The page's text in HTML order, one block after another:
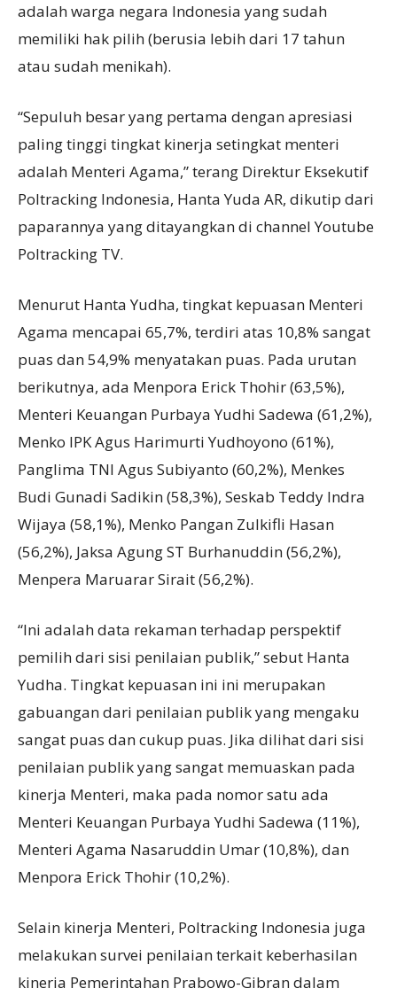
adalah warga negara Indonesia yang sudah
memiliki hak pilih (berusia lebih dari 17 tahun
atau sudah menikah).
“Sepuluh besar yang pertama dengan apresiasi
paling tinggi tingkat kinerja setingkat menteri
adalah Menteri Agama,” terang Direktur Eksekutif
Poltracking Indonesia, Hanta Yuda AR, dikutip dari
paparannya yang ditayangkan di channel Youtube
Poltracking TV.
Menurut Hanta Yudha, tingkat kepuasan Menteri
Agama mencapai 65,7%, terdiri atas 10,8% sangat
puas dan 54,9% menyatakan puas. Pada urutan
berikutnya, ada Menpora Erick Thohir (63,5%),
Menteri Keuangan Purbaya Yudhi Sadewa (61,2%),
Menko IPK Agus Harimurti Yudhoyono (61%),
Panglima TNI Agus Subiyanto (60,2%), Menkes
Budi Gunadi Sadikin (58,3%), Seskab Teddy Indra
Wijaya (58,1%), Menko Pangan Zulkifli Hasan
(56,2%), Jaksa Agung ST Burhanuddin (56,2%),
Menpera Maruarar Sirait (56,2%).
“Ini adalah data rekaman terhadap perspektif
pemilih dari sisi penilaian publik,” sebut Hanta
Yudha. Tingkat kepuasan ini ini merupakan
gabuangan dari penilaian publik yang mengaku
sangat puas dan cukup puas. Jika dilihat dari sisi
penilaian publik yang sangat memuaskan pada
kinerja Menteri, maka pada nomor satu ada
Menteri Keuangan Purbaya Yudhi Sadewa (11%),
Menteri Agama Nasaruddin Umar (10,8%), dan
Menpora Erick Thohir (10,2%).
Selain kinerja Menteri, Poltracking Indonesia juga
melakukan survei penilaian terkait keberhasilan
kinerja Pemerintahan Prabowo-Gibran dalam